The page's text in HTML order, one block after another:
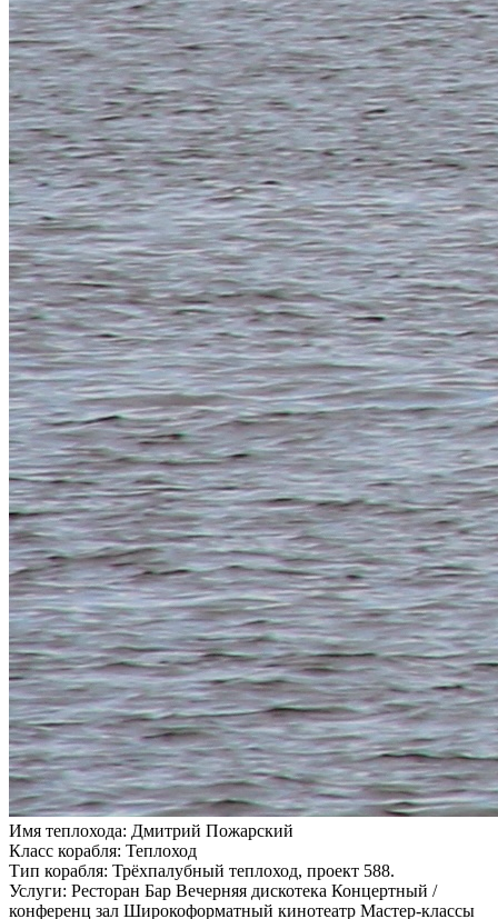
Имя теплохода: Дмитрий Пожарский
Класс корабля: Теплоход
Тип корабля: Трёхпалубный теплоход, проект 588.
Услуги: Ресторан Бар Вечерняя дискотека Концертный /
конференц зал Широкоформатный кинотеатр Мастер-классы